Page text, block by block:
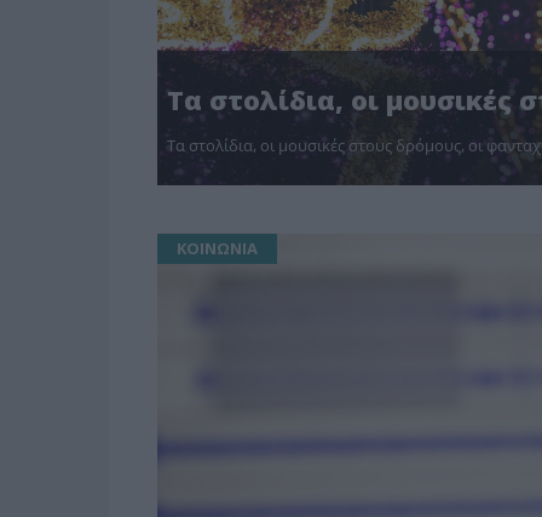
Τα στολίδια, οι μουσικές
Τα στολίδια, οι μουσικές στους δρόμους, οι
ΚΟΙΝΩΝΙΑ